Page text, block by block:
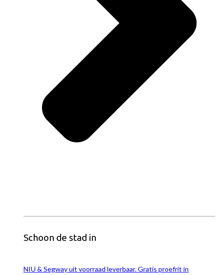
Schoon de stad in
NIU & Segway uit voorraad leverbaar. Gratis proefrit in